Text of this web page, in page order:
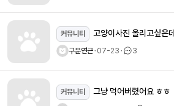
커뮤니티 고양이사진 올리고싶은데
구운연근ㆍ07-23ㆍ 3
커뮤니티 그냥 먹어버렸어요 ㅎㅎ